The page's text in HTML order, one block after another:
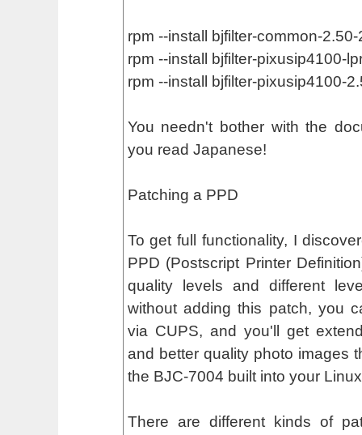
rpm --install bjfilter-common-
rpm --install bjfilter-pixusip4100-
rpm --install bjfilter-pixusip4100-
You needn't bother with the
you read Japanese!
Patching a PPD
To get full functionality, I
PPD (Postscript Printer
quality levels and different
without adding this patch, you
via CUPS, and you'll get
and better quality photo images
the BJC-7004 built into your
There are different kinds of